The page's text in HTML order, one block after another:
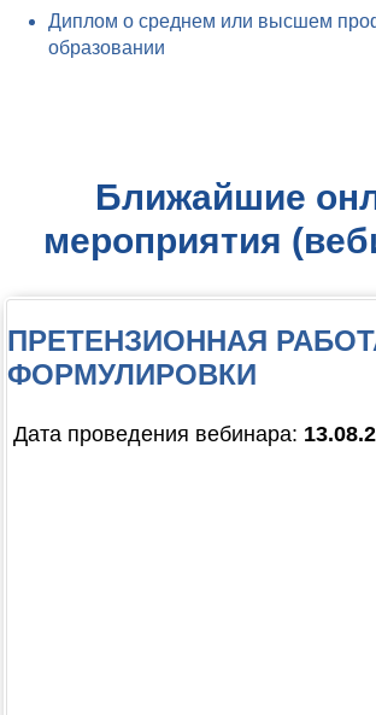
Диплом о среднем или высшем
образовании
Ближайшие
мероприятия
ПРЕТЕНЗИОННАЯ
ФОРМУЛИРОВКИ
Дата проведения вебинара: